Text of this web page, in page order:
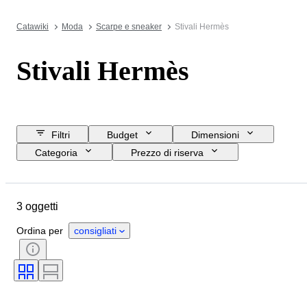
Catawiki Moda Scarpe e sneaker Stivali Hermès
Stivali Hermès
Filtri Budget
Dimensioni
Categoria
Prezzo di riserva
Genere
Misura di scarpe
3 oggetti
Ordina per consigliati